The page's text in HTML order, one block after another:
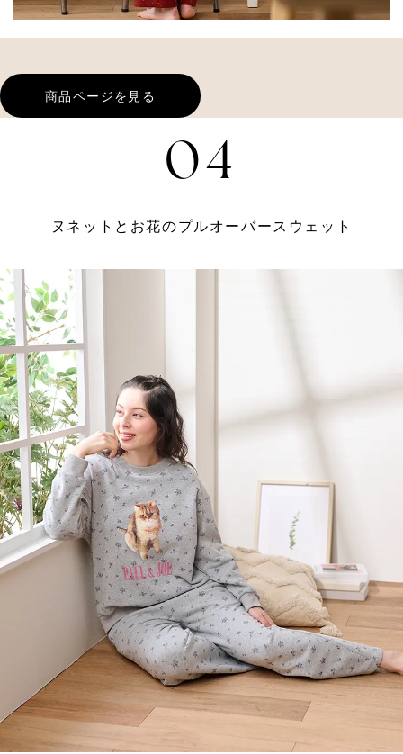
商品ページを見る
04
ヌネットとお花のプルオーバースウェット